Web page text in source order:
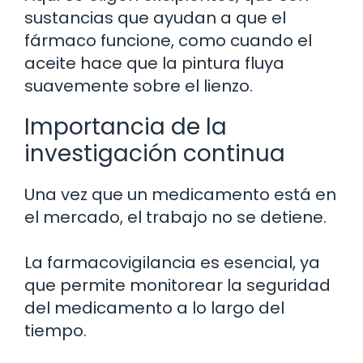
sustancias que ayudan a que el
fármaco funcione, como cuando el
aceite hace que la pintura fluya
suavemente sobre el lienzo.
Importancia de la
investigación continua
Una vez que un medicamento está en
el mercado, el trabajo no se detiene.
La farmacovigilancia es esencial, ya
que permite monitorear la seguridad
del medicamento a lo largo del
tiempo.